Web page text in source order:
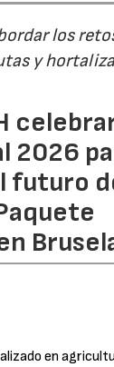
los
y
2026
futuro
en